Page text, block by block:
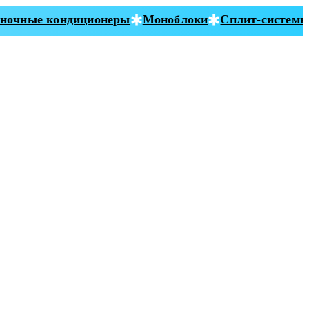
кондиционеры Моноблоки Сплит-системы